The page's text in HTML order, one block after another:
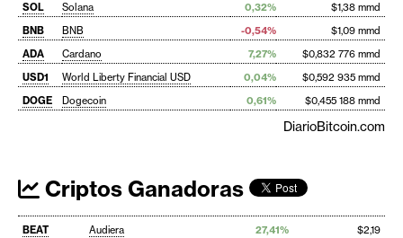
SOL
Solana 0,32%
$1,38 mmd
BNB
BNB -0,54%
$1,09 mmd
ADA
Cardano 7,27%
$0,832 776 mmd
USD1
World Liberty Financial USD 0,04%
$0,592 935 mmd
DOGE
Dogecoin 0,61% $0,455 188 mmd
DiarioBitcoin.com
Criptos Ganadoras
BEAT Audiera 27,41%
$2,19